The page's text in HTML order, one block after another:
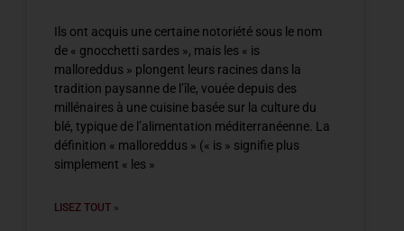
Ils ont acquis une certaine notoriété sous le nom
de « gnocchetti sardes », mais les « is
malloreddus » plongent leurs racines dans la
tradition paysanne de l’île, vouée depuis des
millénaires à une cuisine basée sur la culture du
blé, typique de l’alimentation méditerranéenne. La
définition « malloreddus » (« is » signifie plus
simplement « les »
LISEZ TOUT »